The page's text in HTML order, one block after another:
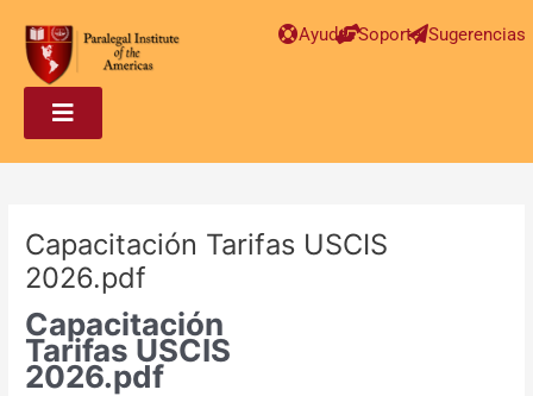
Ayuda Soporte Sugerencias
Capacitación Tarifas USCIS
2026.pdf
Capacitación
Tarifas USCIS
2026.pdf
navigation